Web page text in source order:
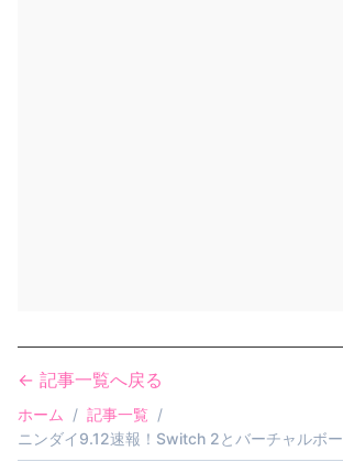
← 記事一覧へ戻る
ホーム / 記事一覧 /
ニンダイ9.12速報！Switch 2とバーチャルボ